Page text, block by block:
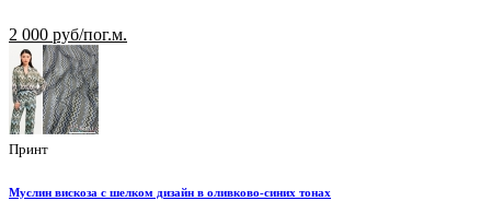
2 000 руб/пог.м.
Принт
Муслин вискоза с шелком дизайн в оливково-синих тонах